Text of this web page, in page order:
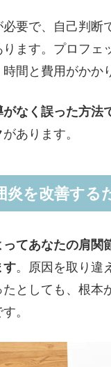
要で、自己判断
ます。プロフェ
間と費用がかか
がなく誤った方法
があります。
炎を改善する
てあなたの肩関
す。原因を取り違
としても、根本
。